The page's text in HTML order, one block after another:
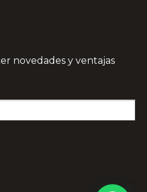
novedades y ventajas